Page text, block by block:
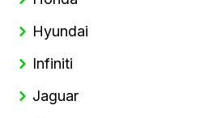
Hyundai
Infiniti
Jaguar